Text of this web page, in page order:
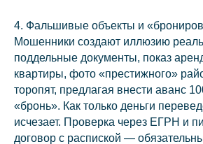
4. Фальшивые объекты и
Мошенники создают иллюзию
поддельные документы, показ
квартиры, фото «престижного»
торопят, предлагая внести аванс
«бронь». Как только деньги
исчезает. Проверка через ЕГРН и
договор с распиской —
info@kurbalov.ru
+7 911 925-66-88